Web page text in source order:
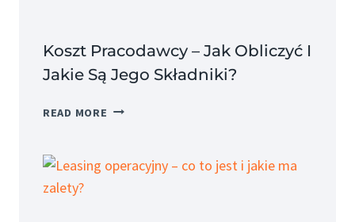
Koszt Pracodawcy – Jak Obliczyć I
Jakie Są Jego Składniki?
READ MORE KOSZT
JAK